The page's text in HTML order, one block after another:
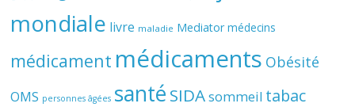
mondiale livre maladie Mediator médecins
médicament médicaments Obésité
OMS personnes âgées santé SIDAsommeil tabac